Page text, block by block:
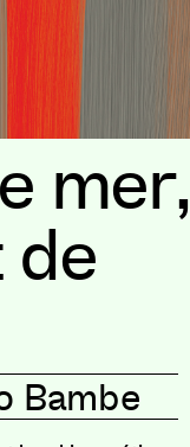
mer,
de
Bambe